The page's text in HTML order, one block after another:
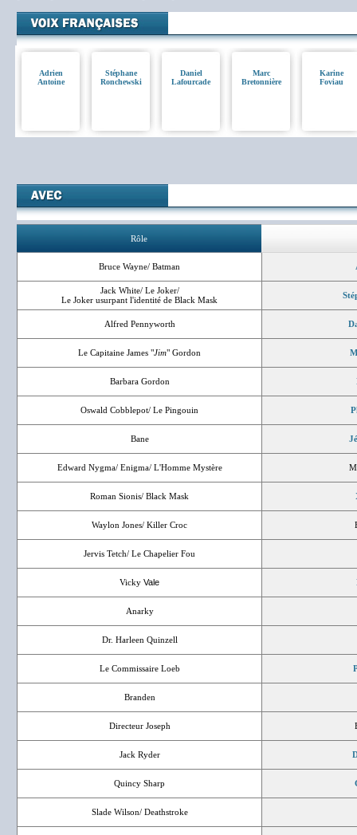
Adrien
Antoine
Stéphane
Ronchewski
Daniel
Lafourcade
Marc
Bretonnière
Karine
Foviau
Rôle
Bruce Wayne/ Batman
Jack White/ Le Joker/
Le Joker usurpant l'identité de Black Mask
Alfred Pennyworth
Le Capitaine James "Jim" Gordon
Barbara Gordon
Oswald Cobblepot/ Le Pingouin
Bane
Edward Nygma/ Enigma/ L'Homme Mystère
Roman Sionis/ Black Mask
Waylon Jones/ Killer Croc
Jervis Tetch/ Le Chapelier Fou
Vicky Vale
Anarky
Dr. Harleen Quinzell
Le Commissaire Loeb
Branden
Directeur Joseph
Jack Ryder
Quincy Sharp
Slade Wilson/ Deathstroke